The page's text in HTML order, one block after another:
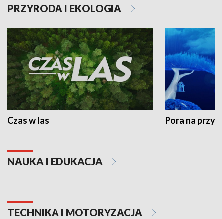
PRZYRODA I EKOLOGIA
Czas w las Pora na
NAUKA I EDUKACJA
TECHNIKA I MOTORYZACJA